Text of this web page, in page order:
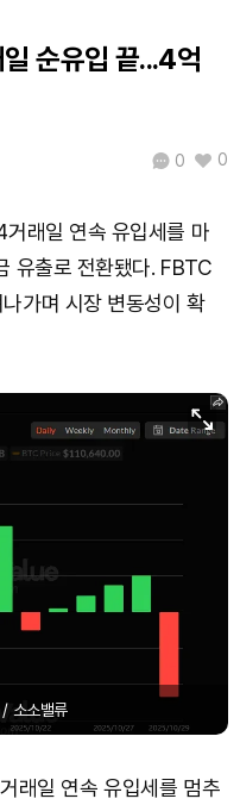
순유입 끝...4억
0 0
래일 연속 유입세를 마
유출로 전환됐다. FBTC
가며 시장 변동성이 확
소소밸류
래일 연속 유입세를 멈추